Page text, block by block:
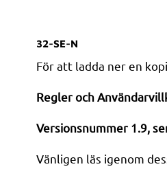
32-SE-N
För att ladda ner en
Regler och
Versionsnummer 1.9,
Vänligen läs igenom